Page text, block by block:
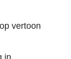
vertoon
in